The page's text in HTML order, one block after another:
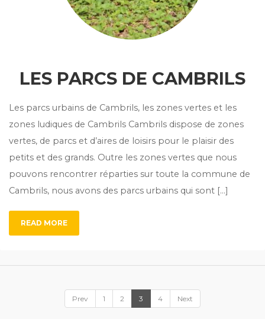
LES PARCS DE CAMBRILS
Les parcs urbains de Cambrils, les zones vertes et les
zones ludiques de Cambrils Cambrils dispose de zones
vertes, de parcs et d’aires de loisirs pour le plaisir des
petits et des grands. Outre les zones vertes que nous
pouvons rencontrer réparties sur toute la commune de
Cambrils, nous avons des parcs urbains qui sont […]
READ MORE
Prev 1 2 3 4 Next